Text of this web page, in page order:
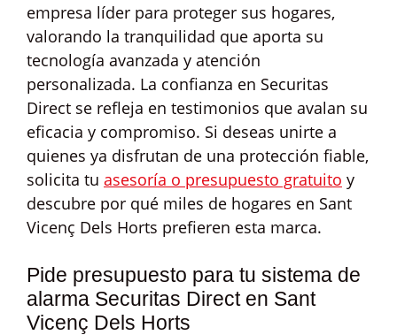
empresa líder para proteger sus hogares,
valorando la tranquilidad que aporta su
tecnología avanzada y atención
personalizada. La confianza en Securitas
Direct se refleja en testimonios que avalan su
eficacia y compromiso. Si deseas unirte a
quienes ya disfrutan de una protección fiable,
solicita tu asesoría o presupuesto gratuito y
descubre por qué miles de hogares en Sant
Vicenç Dels Horts prefieren esta marca.
Pide presupuesto para tu sistema de
alarma Securitas Direct en Sant
Vicenç Dels Horts